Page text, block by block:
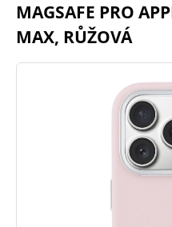
MAGSAFE PRO
MAX, RŮŽOVÁ